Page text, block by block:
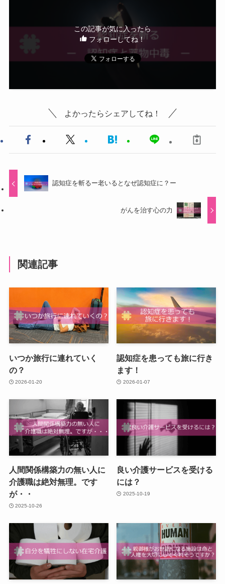
この記事が気に入ったら
フォローしてね！
よかったらシェアしてね！
認知症を斬るー老いるとなぜ認知症に？ー
がんを治す心の力
関連記事
いつか旅行に連れていく
の？
2026-01-20
認知症を患っても旅に行き
ます！
2026-01-07
人間関係構築力の無い人に
介護職は絶対無理。です
が・・
2025-10-26
良い介護サービスを受ける
には？
2025-10-19